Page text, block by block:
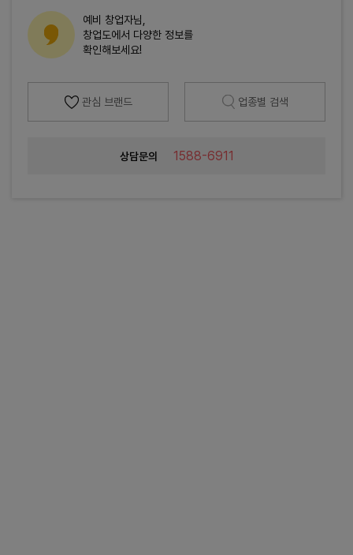
예비 창업자님,
창업도에서 다양한 정보를
확인해보세요!
관심 브랜드 업종별 검색
상담문의 1588-6911